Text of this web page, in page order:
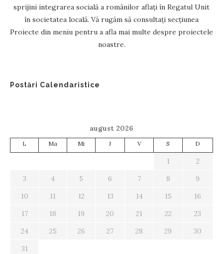
sprijini integrarea socială a românilor aflați în Regatul Unit
în societatea locală. Vă rugăm să consultați secțiunea
Proiecte din meniu pentru a afla mai multe despre proiectele
noastre.
Postări Calendaristice
august 2026
L Ma Mi J V S D
1
2
3
4 5 6 7 8
9
10
11 12 13 14 15
16
17
18 19 20 21 22
23
24
25 26 27 28 29
30
31